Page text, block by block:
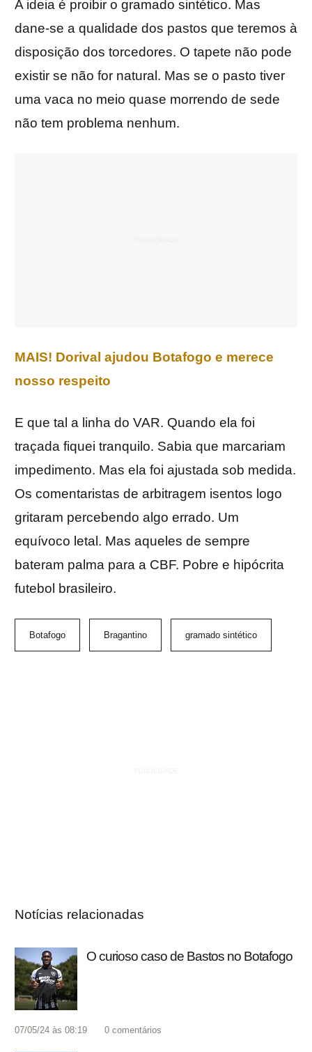
A ideia é proibir o gramado sintético. Mas
dane-se a qualidade dos pastos que teremos à
disposição dos torcedores. O tapete não pode
existir se não for natural. Mas se o pasto tiver
uma vaca no meio quase morrendo de sede
não tem problema nenhum.
MAIS! Dorival ajudou Botafogo e merece
nosso respeito
E que tal a linha do VAR. Quando ela foi
traçada fiquei tranquilo. Sabia que marcariam
impedimento. Mas ela foi ajustada sob medida.
Os comentaristas de arbitragem isentos logo
gritaram percebendo algo errado. Um
equívoco letal. Mas aqueles de sempre
bateram palma para a CBF. Pobre e hipócrita
futebol brasileiro.
Botafogo Bragantino gramado sintético
Notícias relacionadas
O curioso caso de Bastos no Botafogo
07/05/24 às 08:19 0 comentários